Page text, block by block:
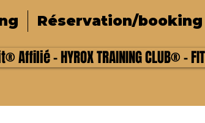
Réservation/booking
Affilié - HYROX TRAINING CLUB® -